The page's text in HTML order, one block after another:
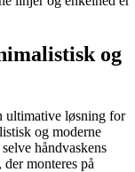
og
ultimative løsning for
og moderne
håndvaskens
monteres på